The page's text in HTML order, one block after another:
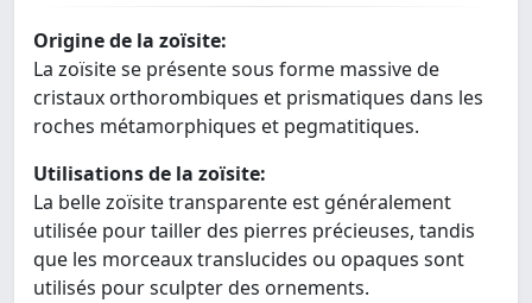
Origine de la zoïsite:
La zoïsite se présente sous forme massive de
cristaux orthorombiques et prismatiques dans les
roches métamorphiques et pegmatitiques.
Utilisations de la zoïsite:
La belle zoïsite transparente est généralement
utilisée pour tailler des pierres précieuses, tandis
que les morceaux translucides ou opaques sont
utilisés pour sculpter des ornements.